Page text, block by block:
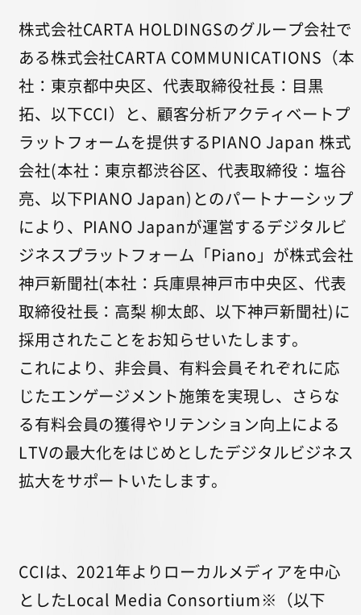
株式会社CARTA HOLDINGSのグループ会社で
ある株式会社CARTA COMMUNICATIONS（本
社：東京都中央区、代表取締役社長：目黒
拓、以下CCI）と、顧客分析アクティベートプ
ラットフォームを提供するPIANO Japan 株式
会社(本社：東京都渋谷区、代表取締役：塩谷
亮、以下PIANO Japan)とのパートナーシップ
により、PIANO Japanが運営するデジタルビ
ジネスプラットフォーム「Piano」が株式会社
神戸新聞社(本社：兵庫県神戸市中央区、代表
取締役社長：高梨 柳太郎、以下神戸新聞社)に
採用されたことをお知らせいたします。
これにより、非会員、有料会員それぞれに応
じたエンゲージメント施策を実現し、さらな
る有料会員の獲得やリテンション向上による
LTVの最大化をはじめとしたデジタルビジネス
拡大をサポートいたします。
CCIは、2021年よりローカルメディアを中心
としたLocal Media Consortium※（以下